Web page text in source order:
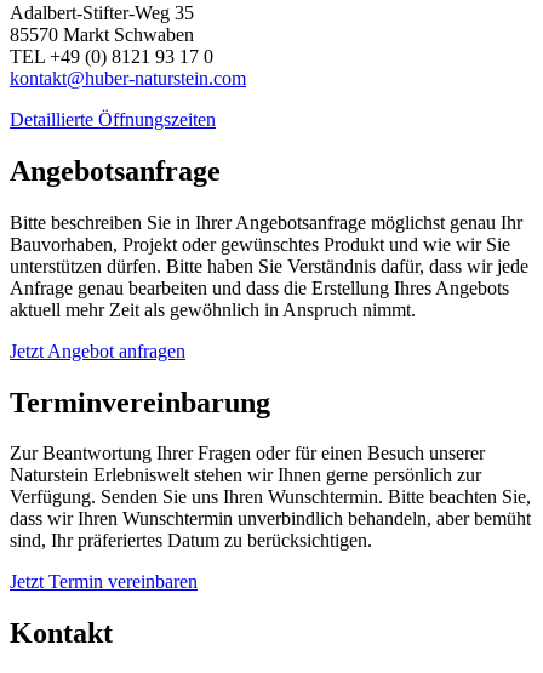
Adalbert-Stifter-Weg 35
85570 Markt Schwaben
TEL +49 (0) 8121 93 17 0
kontakt@huber-naturstein.com
Detaillierte Öffnungszeiten
Angebotsanfrage
Bitte beschreiben Sie in Ihrer Angebotsanfrage möglichst genau Ihr
Bauvorhaben, Projekt oder gewünschtes Produkt und wie wir Sie
unterstützen dürfen. Bitte haben Sie Verständnis dafür, dass wir jede
Anfrage genau bearbeiten und dass die Erstellung Ihres Angebots
aktuell mehr Zeit als gewöhnlich in Anspruch nimmt.
Jetzt Angebot anfragen
Terminvereinbarung
Zur Beantwortung Ihrer Fragen oder für einen Besuch unserer
Naturstein Erlebniswelt stehen wir Ihnen gerne persönlich zur
Verfügung. Senden Sie uns Ihren Wunschtermin. Bitte beachten Sie,
dass wir Ihren Wunschtermin unverbindlich behandeln, aber bemüht
sind, Ihr präferiertes Datum zu berücksichtigen.
Jetzt Termin vereinbaren
Kontakt